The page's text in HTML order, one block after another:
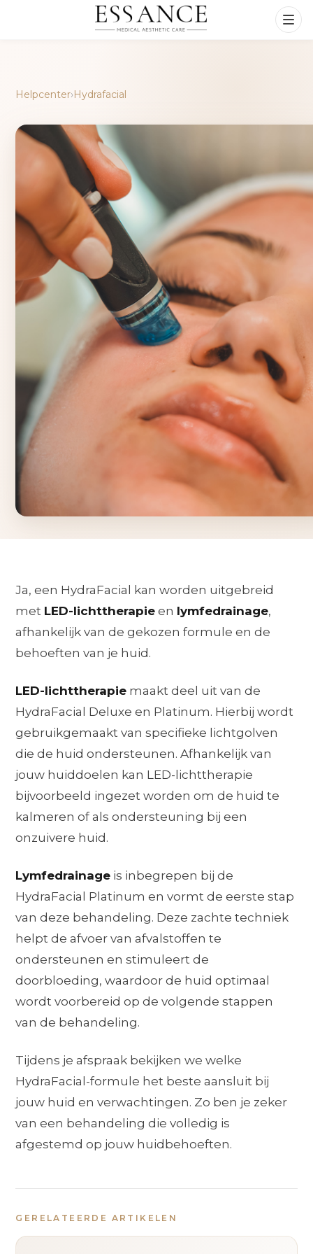
Helpcenter›Hydrafacial
Ja, een HydraFacial kan worden uitgebreid
met LED-lichttherapie en lymfedrainage,
afhankelijk van de gekozen formule en de
behoeften van je huid.
LED-lichttherapie maakt deel uit van de
HydraFacial Deluxe en Platinum. Hierbij wordt
gebruikgemaakt van specifieke lichtgolven
die de huid ondersteunen. Afhankelijk van
jouw huiddoelen kan LED-lichttherapie
bijvoorbeeld ingezet worden om de huid te
kalmeren of als ondersteuning bij een
onzuivere huid.
Lymfedrainage is inbegrepen bij de
HydraFacial Platinum en vormt de eerste stap
van deze behandeling. Deze zachte techniek
helpt de afvoer van afvalstoffen te
ondersteunen en stimuleert de
doorbloeding, waardoor de huid optimaal
wordt voorbereid op de volgende stappen
van de behandeling.
Tijdens je afspraak bekijken we welke
HydraFacial-formule het beste aansluit bij
jouw huid en verwachtingen. Zo ben je zeker
van een behandeling die volledig is
afgestemd op jouw huidbehoeften.
GERELATEERDE ARTIKELEN